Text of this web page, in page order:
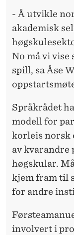
- Å utvikle
akademisk
No må vi vise
spill, sa Åse
Språkrådet
modell for
korleis norsk
av kvarandre
høgskular.
kjem fram til
for andre
involvert i